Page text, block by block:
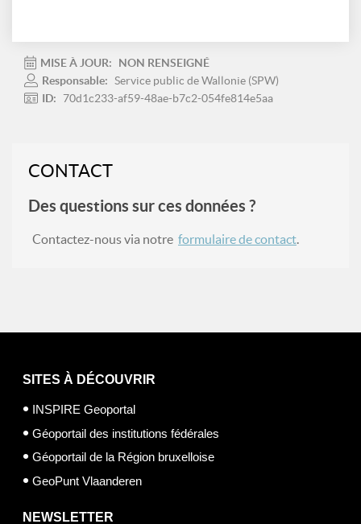
MISE À JOUR:
NON RENSEIGNÉ
Responsable: Service public de Wallonie (SPW)
ID:
70d1c233-af59-48ae-b7c2-054fe814e5aa
CONTACT
Des questions sur ces données ?
Contactez-nous via notre formulaire de contact.
SITES À DÉCOUVRIR
INSPIRE Geoportal
Géoportail des institutions fédérales
Géoportail de la Région bruxelloise
GeoPunt Vlaanderen
NEWSLETTER